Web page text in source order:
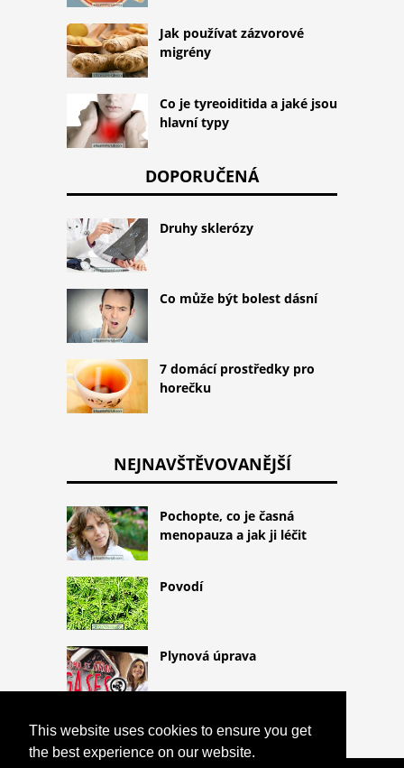
This website uses cookies to ensure you get
the best experience on our website.
Jak používat zázvorové
migrény
Co je tyreoiditida a jaké jsou
hlavní typy
DOPORUČENÁ
Druhy sklerózy
Co může být bolest dásní
7 domácí prostředky pro
horečku
NEJNAVŠTĚVOVANĚJŠÍ
Pochopte, co je časná
menopauza a jak ji léčit
Povodí
Plynová úprava